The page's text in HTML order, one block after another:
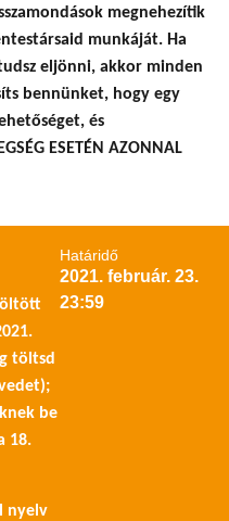
megnehezítik
munkáját. Ha
eljönni, akkor minden
bennünket, hogy egy
és
ESETÉN AZONNAL
töltsd
be
18.
nyelv
Határidő
2021. február. 23.
23:59